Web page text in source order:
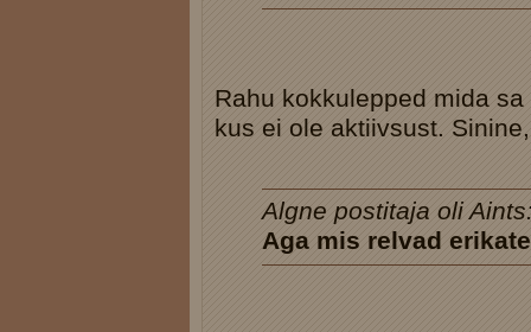
Rahu kokkulepped mida
kus ei ole aktiivsust.
Algne postitaja oli
Aga mis relvad